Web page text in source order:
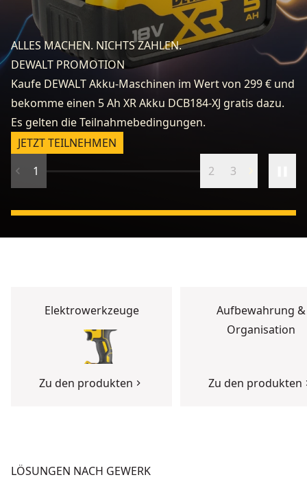
ALLES MACHEN. NICHTS ZAHLEN.
DEWALT PROMOTION
Kaufe DEWALT Akku-Maschinen im Wert von 299 € und
bekomme einen 5 Ah XR Akku DCB184-XJ gratis dazu.
Es gelten die Teilnahmebedingungen.
JETZT TEILNEHMEN
1
2 3
Elektrowerkzeuge
Zu den produkten
Aufbewahrung &
Organisation
Zu den produkten
LÖSUNGEN NACH GEWERK